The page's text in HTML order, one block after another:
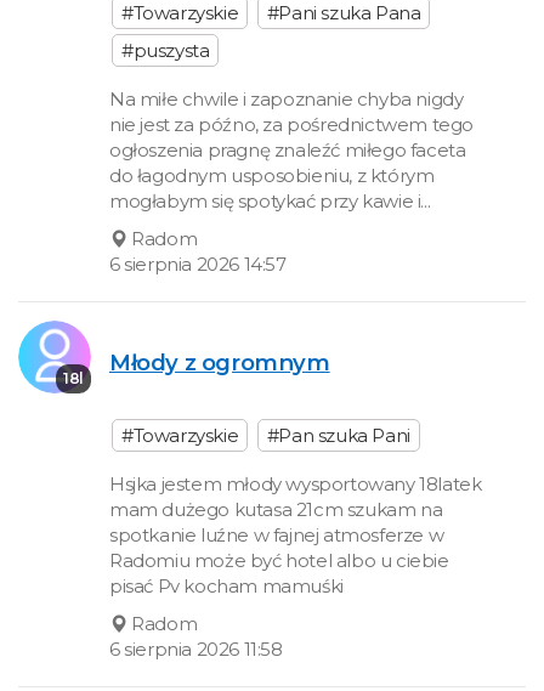
#Towarzyskie
#Pani szuka Pana
#puszysta
Na miłe chwile i zapoznanie chyba nigdy
nie jest za późno, za pośrednictwem tego
ogłoszenia pragnę znaleźć miłego faceta
do łagodnym usposobieniu, z którym
mogłabym się spotykać przy kawie i...
Radom
6 sierpnia 2026 14:57
18l
Młody z ogromnym
#Towarzyskie #Pan szuka Pani
Hsjka jestem młody wysportowany 18latek
mam dużego kutasa 21cm szukam na
spotkanie luźne w fajnej atmosferze w
Radomiu może być hotel albo u ciebie
pisać Pv kocham mamuśki
Radom
6 sierpnia 2026 11:58